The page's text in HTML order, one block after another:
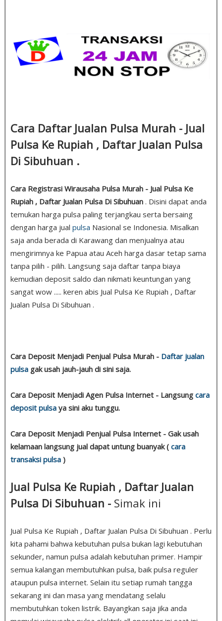
Cara Daftar Jualan Pulsa Murah - Jual
Pulsa Ke Rupiah , Daftar Jualan Pulsa
Di Sibuhuan .
Cara Registrasi Wirausaha Pulsa Murah - Jual Pulsa Ke
Rupiah , Daftar Jualan Pulsa Di Sibuhuan . Disini dapat anda
temukan harga pulsa paling terjangkau serta bersaing
dengan harga jual pulsa Nasional se Indonesia. Misalkan
saja anda berada di Karawang dan menjualnya atau
mengirimnya ke Papua atau Aceh harga dasar tetap sama
tanpa pilih - pilih. Langsung saja daftar tanpa biaya
kemudian deposit saldo dan nikmati keuntungan yang
sangat wow ..... keren abis Jual Pulsa Ke Rupiah , Daftar
Jualan Pulsa Di Sibuhuan .
Cara Deposit Menjadi Penjual Pulsa Murah - Daftar jualan
pulsa gak usah jauh-jauh di sini saja.
Cara Deposit Menjadi Agen Pulsa Internet - Langsung cara
deposit pulsa ya sini aku tunggu.
Cara Deposit Menjadi Penjual Pulsa Internet - Gak usah
kelamaan langsung jual dapat untung buanyak ( cara
transaksi pulsa )
Jual Pulsa Ke Rupiah , Daftar Jualan
Pulsa Di Sibuhuan - Simak ini
Jual Pulsa Ke Rupiah , Daftar Jualan Pulsa Di Sibuhuan . Perlu
kita pahami bahwa kebutuhan pulsa bukan lagi kebutuhan
sekunder, namun pulsa adalah kebutuhan primer. Hampir
semua kalangan membutuhkan pulsa, baik pulsa reguler
ataupun pulsa internet. Selain itu setiap rumah tangga
sekarang ini dan masa yang mendatang selalu
membutuhkan token listrik. Bayangkan saja jika anda